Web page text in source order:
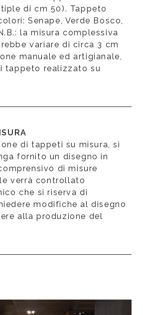
di cm 50). Tappeto
Senape, Verde Bosco,
la misura complessiva
variare di circa 3 cm
manuale ed artigianale,
tappeto realizzato su
di tappeti su misura, si
fornito un disegno in
di misure
verrà controllato
che si riserva di
modifiche al disegno
alla produzione del